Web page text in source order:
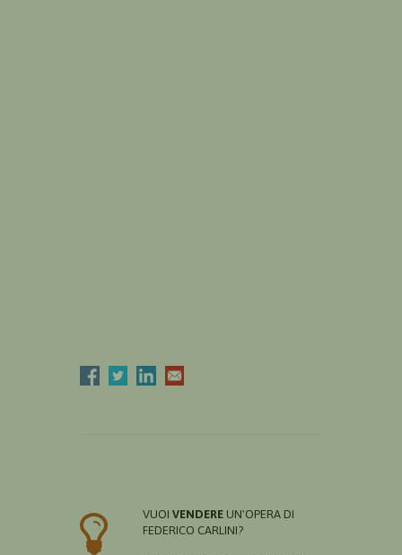
VUOI VENDERE UN'OPERA DI
FEDERICO CARLINI?